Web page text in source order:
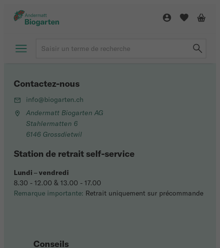
Conseils
Contactez-nous
info@biogarten.ch
Andermatt Biogarten AG
Stahlermatten 6
6146 Grossdietwil
Station de retrait self-service
Lundi –vendredi
8.30 - 12.00 & 13.00 - 17.00
Remarque importante: Retrait uniquement sur précommande